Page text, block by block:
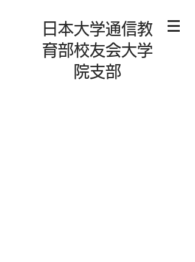
日本大学通信教
育部校友会大学
院支部